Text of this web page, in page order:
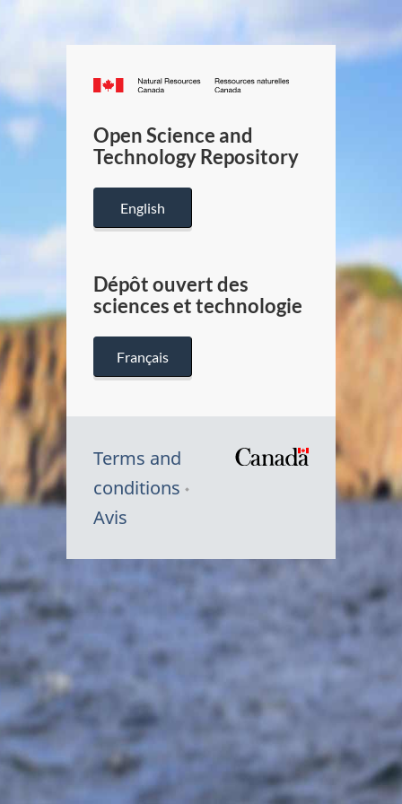
Canada.ca
/
Canada
Open Science and
Technology Repository
English
Dépôt ouvert des
sciences et technologie
Français
Terms and
conditions
Avis
Symbole
Canada